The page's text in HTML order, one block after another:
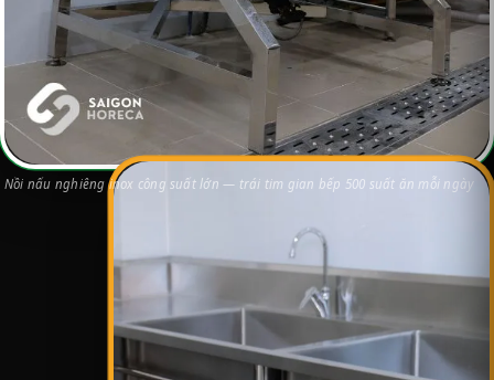
Nồi nấu nghiêng inox công suất lớn — trái tim gian bếp 500 suất ăn mỗi ngày